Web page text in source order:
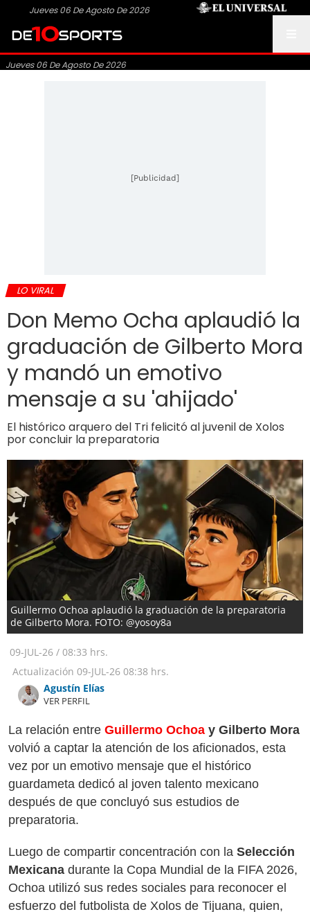
Jueves 06 De Agosto De 2026
Jueves 06 De Agosto De 2026
[Publicidad]
LO VIRAL
Don Memo Ocha aplaudió la
graduación de Gilberto Mora
y mandó un emotivo
mensaje a su 'ahijado'
El histórico arquero del Tri felicitó al juvenil de Xolos
por concluir la preparatoria
Guillermo Ochoa aplaudió la graduación de la preparatoria
de Gilberto Mora. FOTO: @yosoy8a
09-JUL-26 / 08:33 hrs.
Actualización 09-JUL-26 08:38 hrs.
Agustín Elías
VER PERFIL
La relación entre Guillermo Ochoa y Gilberto Mora
volvió a captar la atención de los aficionados, esta
vez por un emotivo mensaje que el histórico
guardameta dedicó al joven talento mexicano
después de que concluyó sus estudios de
preparatoria.
Luego de compartir concentración con la Selección
Mexicana durante la Copa Mundial de la FIFA 2026,
Ochoa utilizó sus redes sociales para reconocer el
esfuerzo del futbolista de Xolos de Tijuana, quien,